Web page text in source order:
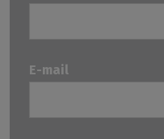
E-mail